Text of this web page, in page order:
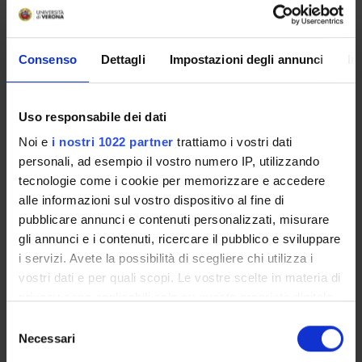
Consenso Dettagli Impostazioni degli annunci
Uso responsabile dei dati
Noi e i nostri 1022 partner trattiamo i vostri dati
personali, ad esempio il vostro numero IP, utilizzando
tecnologie come i cookie per memorizzare e accedere
alle informazioni sul vostro dispositivo al fine di
pubblicare annunci e contenuti personalizzati, misurare
gli annunci e i contenuti, ricercare il pubblico e sviluppare
i servizi. Avete la possibilità di scegliere chi utilizza i
vostri dati e per quali scopi. Le vostre scelte in materia di
modificare o revocare il proprio consenso in qualsiasi
momento dalla Dichiarazione sui cookie o facendo clic
delNecessari
Notices
Governing bodies
Documents
International Students
OFFERTA FORMATIVA